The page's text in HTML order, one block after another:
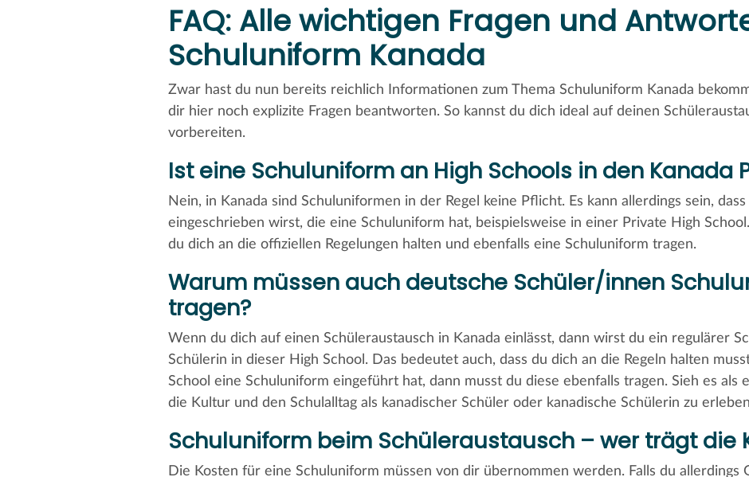
FAQ: Alle wichtigen Fragen und
Schuluniform Kanada
Zwar hast du nun bereits reichlich Informationen zum Thema Schuluniform Kanada
dir hier noch explizite Fragen beantworten. So kannst du dich ideal auf deinen
vorbereiten.
Ist eine Schuluniform an High Schools in den Kanada
Nein, in Kanada sind Schuluniformen in der Regel keine Pflicht. Es kann allerdings sein,
eingeschrieben wirst, die eine Schuluniform hat, beispielsweise in einer Private High
du dich an die offiziellen Regelungen halten und ebenfalls eine Schuluniform tragen.
Warum müssen auch deutsche Schüler/innen
tragen?
Wenn du dich auf einen Schüleraustausch in Kanada einlässt, dann wirst du ein regulärer
Schülerin in dieser High School. Das bedeutet auch, dass du dich an die Regeln halten
School eine Schuluniform eingeführt hat, dann musst du diese ebenfalls tragen. Sieh es als
die Kultur und den Schulalltag als kanadischer Schüler oder kanadische Schülerin zu
Schuluniform beim Schüleraustausch – wer trägt die
Die Kosten für eine Schuluniform müssen von dir übernommen werden. Falls du allerdings